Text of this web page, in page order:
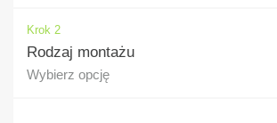
Krok 2
Rodzaj montażu
Wybierz opcję